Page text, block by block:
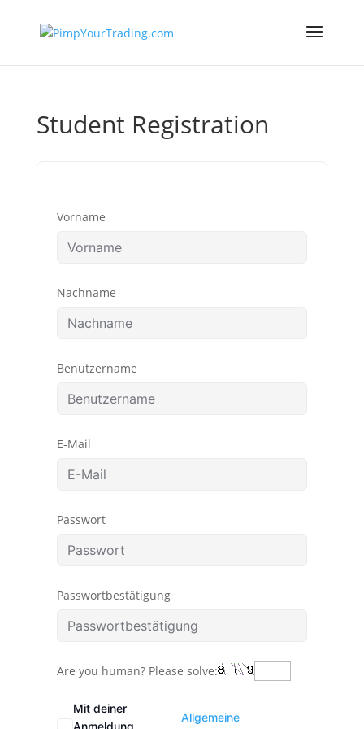
Student Registration
Vorname
Nachname
Benutzername
E-Mail
Passwort
Passwortbestätigung
Are you human? Please solve:
Mit deiner
Anmeldung
Allgemeine